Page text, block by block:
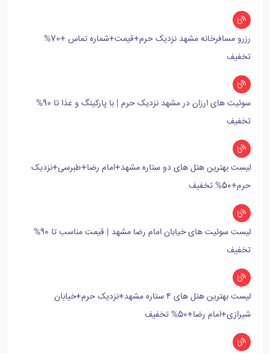
رزرو مسافرخانه مشهد نزدیک حرم+قیمت+شماره تماس +70%
تخفیف
سوئیت های ارزان در مشهد نزدیک حرم | با پارکینگ و غذا تا 90%
تخفیف
لیست بهترین هتل های دو ستاره مشهد+امام رضا+طبرسی+نزدیک
حرم+50% تخفیف
لیست سوئیت های خیابان امام رضا مشهد | قیمت مناسب تا 90%
تخفیف
لیست بهترین هتل های ۴ ستاره مشهد+نزدیک حرم+خیابان
شیرازی+امام رضا+50% تخفیف